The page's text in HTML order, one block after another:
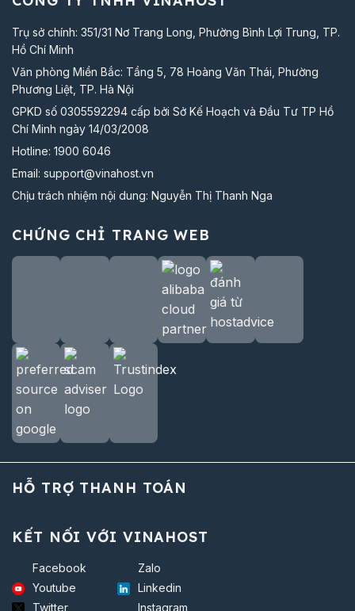
Trụ sở chính: 351/31 Nơ Trang Long, Phường Bình Lợi Trung, TP.
Hồ Chí Minh
Văn phòng Miền Bắc: Tầng 5, 78 Hoàng Văn Thái, Phường
Phương Liệt, TP. Hà Nội
GPKD số 0305592294 cấp bởi Sở Kế Hoạch và Đầu Tư TP Hồ
Chí Minh ngày 14/03/2008
Hotline: 1900 6046
Email: support@vinahost.vn
Chịu trách nhiệm nội dung: Nguyễn Thị Thanh Nga
CHỨNG CHỈ TRANG WEB
HỖ TRỢ THANH TOÁN
KẾT NỐI VỚI VINAHOST
Facebook
Zalo
Youtube
Linkedin
Twitter
Instagram